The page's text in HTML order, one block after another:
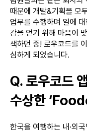
때문에 개발&기획을 모
업무를 수행하며 일에
감을 얻기 위해 마음이
색하던 중! 로우코드를
심하게 되었습니다.
Q. 로우코드
수상한
한국을 여행하는 내·외